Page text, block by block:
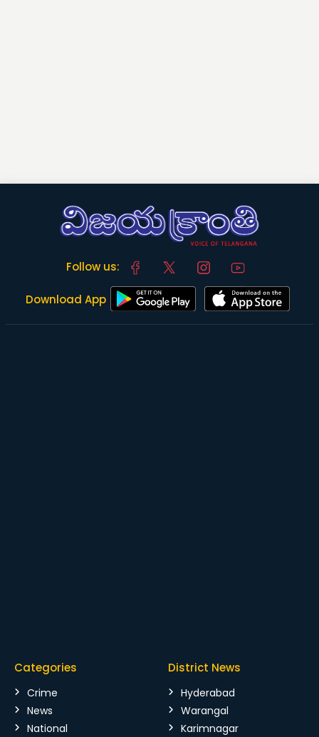
Follow us:
Download App
Categories
Crime
News
National
District News
Hyderabad
Warangal
Karimnagar